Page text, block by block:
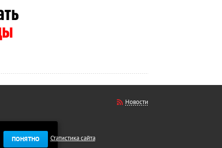
ПОНЯТНО
Новости
Статистика сайта